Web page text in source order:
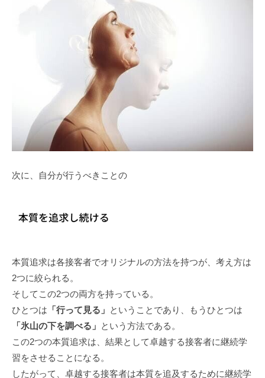
次に、自分が行うべきことの
本質追求は各接客者でオリジナルの方法を持つが、考え方は
2つに絞られる。
そしてこの2つの両方を持っている。
ひとつは 「行って見る」 ということであり、もうひとつは
「氷山の下を調べる」 という方法である。
この2つの本質追求は、結果として卓越する接客者に継続学
習をさせることになる。
したがって、卓越する接客者は本質を追及するために継続学